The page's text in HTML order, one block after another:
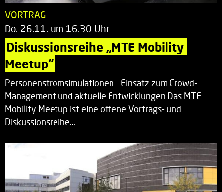
VORTRAG
Do. 26.11. um 16.30 Uhr
Diskussionsreihe „MTE Mobility
Meetup“
Personenstromsimulationen – Einsatz zum Crowd-
Management und aktuelle Entwicklungen Das MTE
Mobility Meetup ist eine offene Vortrags- und
Diskussionsreihe…